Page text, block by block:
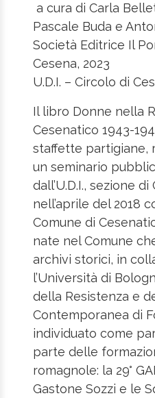
a cura di Carla
Pascale Buda e
Società Editrice Il
Cesena, 2023
U.D.I. – Circolo di
Il libro Donne nella
Cesenatico 1943-
staffette partigiane,
un seminario
dall’U.D.I., sezione
nell’aprile del 2018
Comune di
nate nel Comune
archivi storici, in
l’Università di
della Resistenza e
Contemporanea di
individuato come
parte delle
romagnole: la 29°
Gastone Sozzi e le